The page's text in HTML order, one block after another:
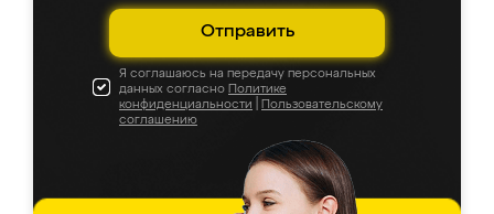
Отправить
Я соглашаюсь на передачу персональных
данных согласно Политике
конфиденциальности
Пользовательскому
соглашению